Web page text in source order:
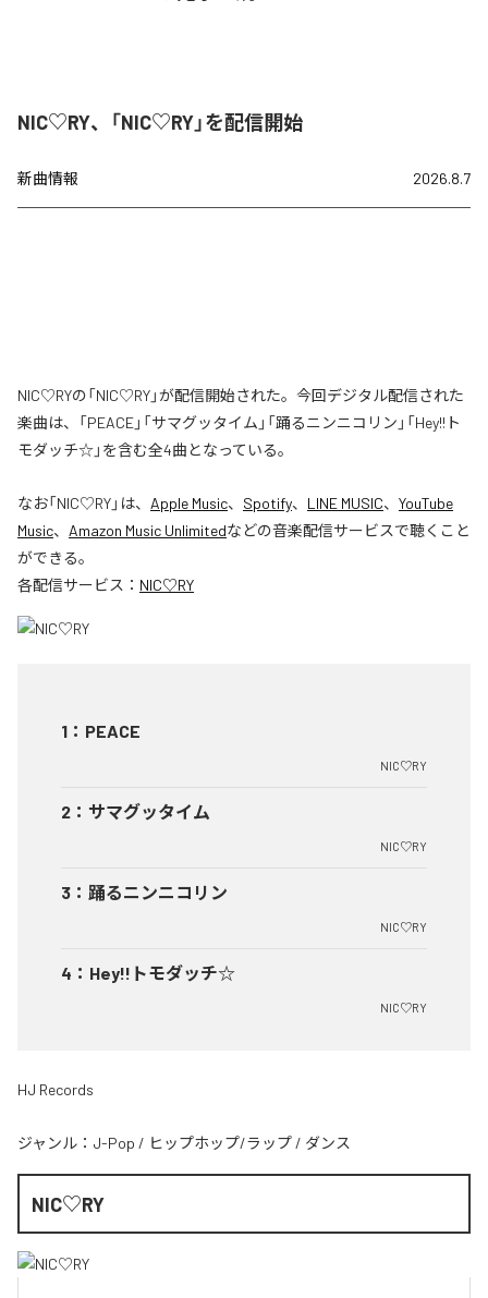
NIC♡RY、「NIC♡RY」を配信開始
新曲情報 2026.8.7
NIC♡RYの「NIC♡RY」が配信開始された。今回デジタル配信された
楽曲は、「PEACE」「サマグッタイム」「踊るニンニコリン」「Hey!!ト
モダッチ☆」を含む全4曲となっている。
なお「NIC♡RY」は、 Apple Music、 Spotify、 LINE MUSIC、 YouTube
Music、 Amazon Music Unlimitedなどの音楽配信サービスで聴くこと
ができる。
各配信サービス： NIC♡RY
1 ： PEACE
NIC♡RY
2 ： サマグッタイム
NIC♡RY
3 ： 踊るニンニコリン
NIC♡RY
4 ： Hey!!トモダッチ☆
NIC♡RY
HJ Records
ジャンル： J-Pop / ヒップホップ/ラップ / ダンス
NIC♡RY